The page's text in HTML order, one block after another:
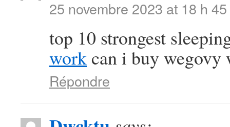
25 novembre 2023 at 18 h
top 10 strongest
work can i buy
Répondre